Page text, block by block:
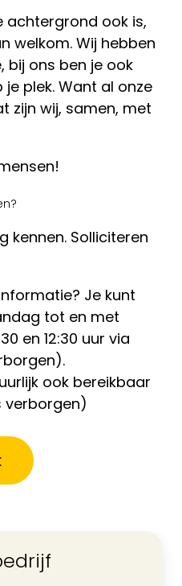
achtergrond ook is,
welkom. Wij hebben
bij ons ben je ook
plek. Want al onze
zijn wij, samen, met
kennen. Solliciteren
Je kunt
tot en met
en 12:30 uur via
ook bereikbaar